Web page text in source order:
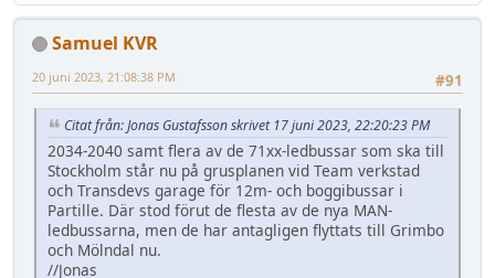
Samuel KVR
#91
20 juni 2023, 21:08:38 PM
Citat från: Jonas Gustafsson skrivet 17 juni 2023, 22:20:23 PM
2034-2040 samt flera av de 71xx-ledbussar som ska till
Stockholm står nu på grusplanen vid Team verkstad
och Transdevs garage för 12m- och boggibussar i
Partille. Där stod förut de flesta av de nya MAN-
ledbussarna, men de har antagligen flyttats till Grimbo
och Mölndal nu.
//Jonas